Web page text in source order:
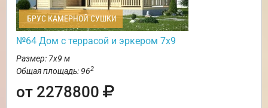
БРУС КАМЕРНОЙ СУШКИ
№64 Дом с террасой и эркером 7х9
Размер: 7х9 м
Общая площадь: 962
от 2278800